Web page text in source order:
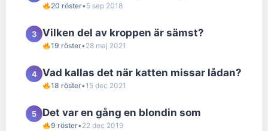
20 röster•5 sep 2018
3 Vilken del av kroppen är sämst?
19 röster•28 maj 2021
4 Vad kallas det när katten missar lådan?
18 röster•15 dec 2021
5 Det var en gång en blondin som
9 röster•22 dec 2019